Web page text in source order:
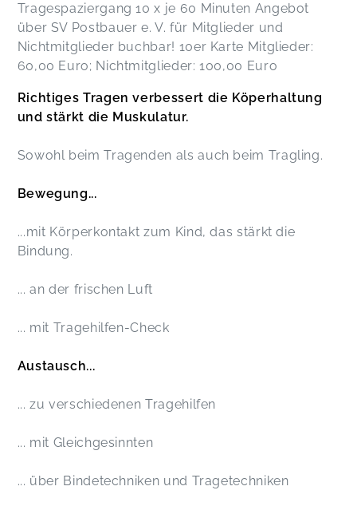
Tragespaziergang 10 x je 60 Minuten Angebot
über SV Postbauer e. V. für Mitglieder und
Nichtmitglieder buchbar! 10er Karte Mitglieder:
60,00 Euro; Nichtmitglieder: 100,00 Euro
Richtiges Tragen verbessert die Köperhaltung
und stärkt die Muskulatur.
Sowohl beim Tragenden als auch beim Tragling.
Bewegung...
...mit Körperkontakt zum Kind, das stärkt die
Bindung.
... an der frischen Luft
... mit Tragehilfen-Check
Austausch...
... zu verschiedenen Tragehilfen
... mit Gleichgesinnten
... über Bindetechniken und Tragetechniken